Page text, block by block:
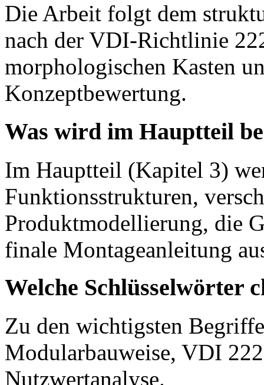
Die Arbeit folgt dem
nach der VDI-Richtlinie
morphologischen Kasten
Konzeptbewertung.
Was wird im Hauptteil
Im Hauptteil (Kapitel 3)
Funktionsstrukturen,
Produktmodellierung, die
finale Montageanleitung
Welche Schlüsselwörter
Zu den wichtigsten
Modularbauweise, VDI
Nutzwertanalyse.